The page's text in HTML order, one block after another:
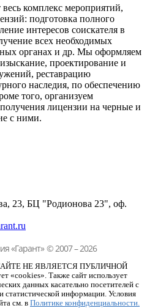
комплекс мероприятий,
подготовка полного
интересов соискателя в
всех необходимых
органах и др. Мы оформляем
проектирование и
реставрацию
наследия, по обеспечению
того, организуем
лицензии на черные и
с ними.
23, БЦ "Родионова 23", оф.
«Гарант» © 2007 – 2026
НЕ ЯВЛЯЕТСЯ ПУБЛИЧНОЙ
«cookies». Также сайт использует
данных касательно посетителей с
статистической информации. Условия
см. в Политике конфиденциальности.